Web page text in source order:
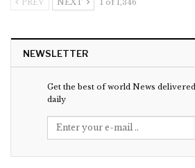
NEWSLETTER
Get the best of world News
daily